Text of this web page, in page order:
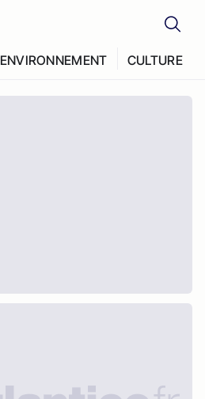
ENVIRONNEMENT CULTURE